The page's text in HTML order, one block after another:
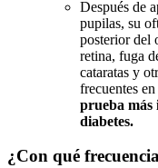
Después de
pupilas, su
posterior del
retina, fuga
cataratas y
frecuentes
prueba más
diabetes.
¿Con qué